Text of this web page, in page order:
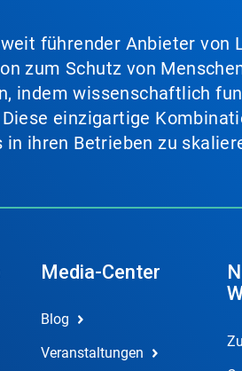
führender Anbieter von
zum Schutz von
indem wissenschaftlich
einzigartige
in ihren Betrieben zu
Media-Center
Blog
Veranstaltungen